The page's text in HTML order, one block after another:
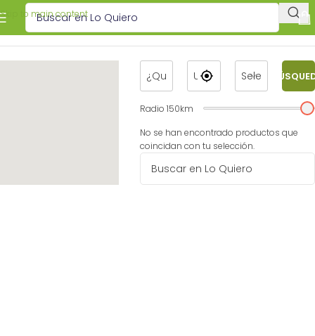
Skip to main content
Radio150km
No se han encontrado productos que
coincidan con tu selección.